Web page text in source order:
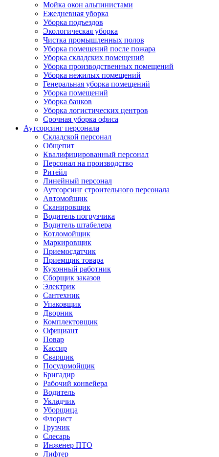
Мойка окон альпинистами
Ежедневная уборка
Уборка подъездов
Экологическая уборка
Чистка промышленных полов
Уборка помещений после пожара
Уборка складских помещений
Уборка производственных помещений
Уборка нежилых помещений
Генеральная уборка помещений
Уборка помещений
Уборка банков
Уборка логистических центров
Срочная уборка офиса
Аутсорсинг персонала
Складской персонал
Общепит
Квалифицированный персонал
Персонал на производство
Ритейл
Линейный персонал
Аутсорсинг строительного персонала
Автомойщик
Сканировщик
Водитель погрузчика
Водитель штабелера
Котломойщик
Маркировщик
Приемосдатчик
Приемщик товара
Кухонный работник
Сборщик заказов
Электрик
Сантехник
Упаковщик
Дворник
Комплектовщик
Официант
Повар
Кассир
Сварщик
Посудомойщик
Бригадир
Рабочий конвейера
Водитель
Укладчик
Уборщица
Флорист
Грузчик
Слесарь
Инженер ПТО
Лифтер